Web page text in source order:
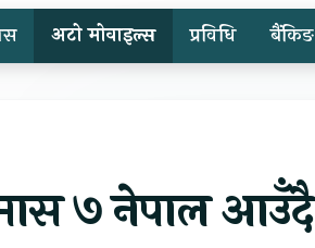
अटो मोवाइल्स प्रविधि बैंकिङ
७ नेपाल आउँदै